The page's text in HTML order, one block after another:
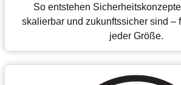
So entstehen
skalierbar und zukunftssicher sind –
jeder Größe.